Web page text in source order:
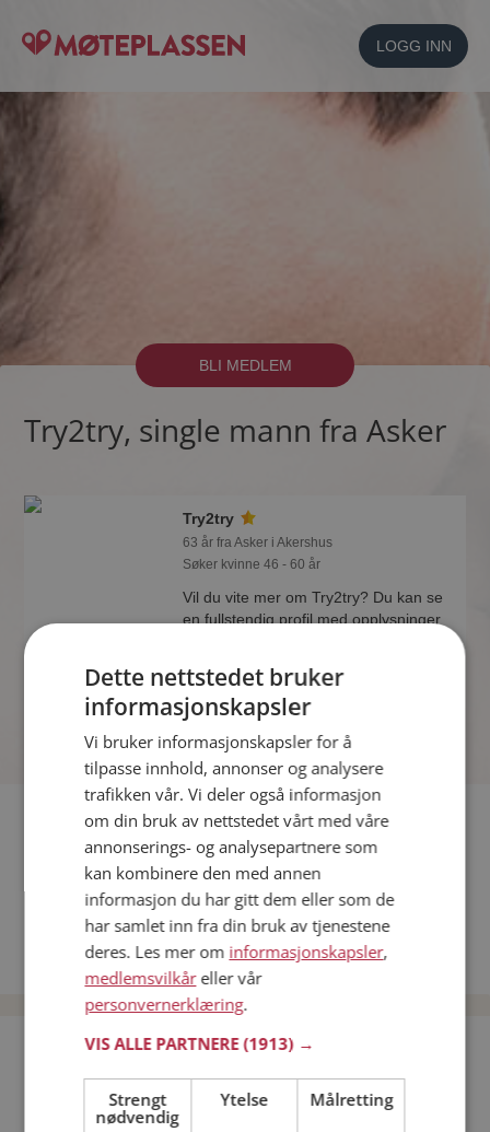
LOGG INN
BLI MEDLEM
Try2try, single mann fra Asker
Try2try
63 år fra Asker i Akershus
Søker kvinne 46 - 60 år
Vil du vite mer om Try2try? Du kan se
en fullstendig profil med opplysninger
Fler single
Flere singlemenn fra Asker: Minvår21,koks50
Kvinner fra Asker
Date kvinner i Norge
Date menn i Norge
Bli medlem gratis!
Jeg er en:
Dette nettstedet bruker
informasjonskapsler
Vi bruker informasjonskapsler for å
tilpasse innhold, annonser og analysere
trafikken vår. Vi deler også informasjon
om din bruk av nettstedet vårt med våre
annonserings- og analysepartnere som
kan kombinere den med annen
informasjon du har gitt dem eller som de
har samlet inn fra din bruk av tjenestene
deres. Les mer om informasjonskapsler,
medlemsvilkåreller vår
personvernerklæring.
VIS ALLE PARTNERE(1913) →
Strengt
nødvendig
Ytelse Målretting